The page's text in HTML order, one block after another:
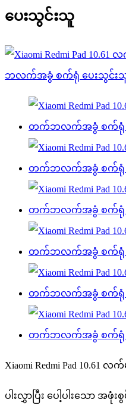
ပေးသွင်းသူ
Xiaomi Redmi Pad
ပါးလွှာပြီး ပေါ့ပါးသော အဖုံးစွ